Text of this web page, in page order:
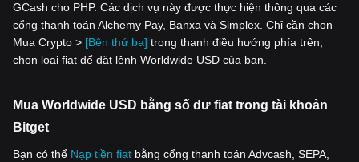
GCash cho PHP. Các dịch vụ này được thực hiện thông qua các
cổng thanh toán Alchemy Pay, Banxa và Simplex. Chỉ cần chọn
Mua Crypto > [Bên thứ ba] trong thanh điều hướng phía trên,
chọn loại fiat để đặt lệnh Worldwide USD của bạn.
Mua Worldwide USD bằng số dư fiat trong tài khoản
Bitget
Bạn có thể Nạp tiền fiat bằng cổng thanh toán Advcash, SEPA,